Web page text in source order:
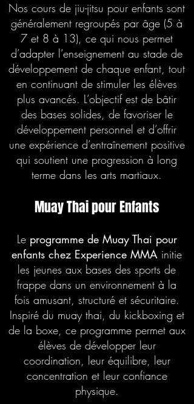
Nos cours de jiu-jitsu pour enfants sont
généralement regroupés par âge (5 à
7 et 8 à 13), ce qui nous permet
d’adapter l’enseignement au stade de
développement de chaque enfant, tout
en continuant de stimuler les élèves
plus avancés. L’objectif est de bâtir
des bases solides, de favoriser le
développement personnel et d’offrir
une expérience d’entraînement positive
qui soutient une progression à long
terme dans les arts martiaux.
Muay Thai pour Enfants
Le programme de Muay Thai pour
enfants chez Experience MMA initie
les jeunes aux bases des sports de
frappe dans un environnement à la
fois amusant, structuré et sécuritaire.
Inspiré du muay thai, du kickboxing et
de la boxe, ce programme permet aux
élèves de développer leur
coordination, leur équilibre, leur
concentration et leur confiance
physique.